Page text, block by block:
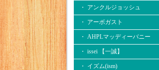
・ アンクルジョッシュ
・ アーボガスト
・ AHPLマッディーバニー
・ issei 【一誠】
・ イズム(ism)